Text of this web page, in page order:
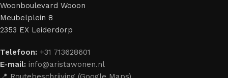
Woonboulevard Wooon
Meubelplein 8
2353 EX Leiderdorp
Telefoon: +31 713628601
E-mail: info@aristawonen.nl